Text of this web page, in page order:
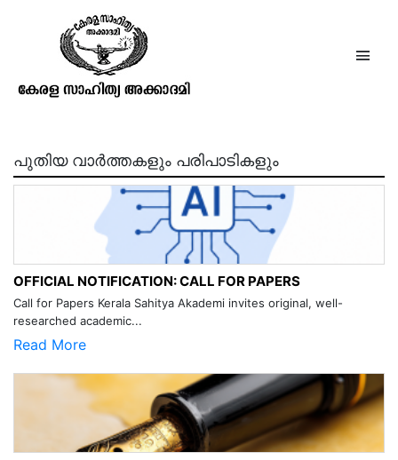
നചികേതസ്സ്
പുതിയ വാർത്തകളും പരിപാടികളും
OFFICIAL NOTIFICATION: CALL FOR PAPERS
Call for Papers Kerala Sahitya Akademi invites original, well-
researched academic...
Read More